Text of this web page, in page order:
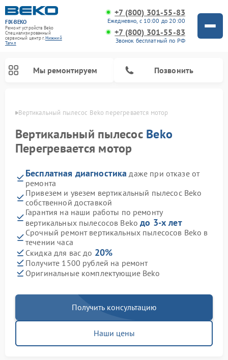
FIX-BEKO
Ремонт устройств Beko
Специализированный
cервисный центр г.Нижний
Тагил
+7 (800) 301-55-83
Ежедневно, с 10:00 до 20:00
+7 (800) 301-55-83
Звонок бесплатный по РФ
Мы ремонтируем Позвонить
Вертикальный пылесос Beko перегревается мотор
Вертикальный пылесос Beko
Перегревается мотор
Бесплатная диагностика даже при отказе от
ремонта
Привезем и увезем вертикальный пылесос Beko
собственной доставкой
Гарантия на наши работы по ремонту
вертикальных пылесосов Bekoдо 3-х лет
Срочный ремонт вертикальных пылесосов Beko в
течении часа
Скидка для вас до 20%
Получите 1500 рублей на ремонт
Оригинальные комплектующие Beko
Получить консультацию
Наши цены